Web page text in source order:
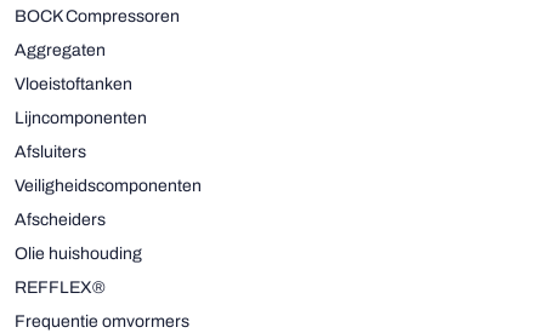
BOCK Compressoren
Aggregaten
Vloeistoftanken
Lijncomponenten
Afsluiters
Veiligheidscomponenten
Afscheiders
Olie huishouding
REFFLEX®
Frequentie omvormers